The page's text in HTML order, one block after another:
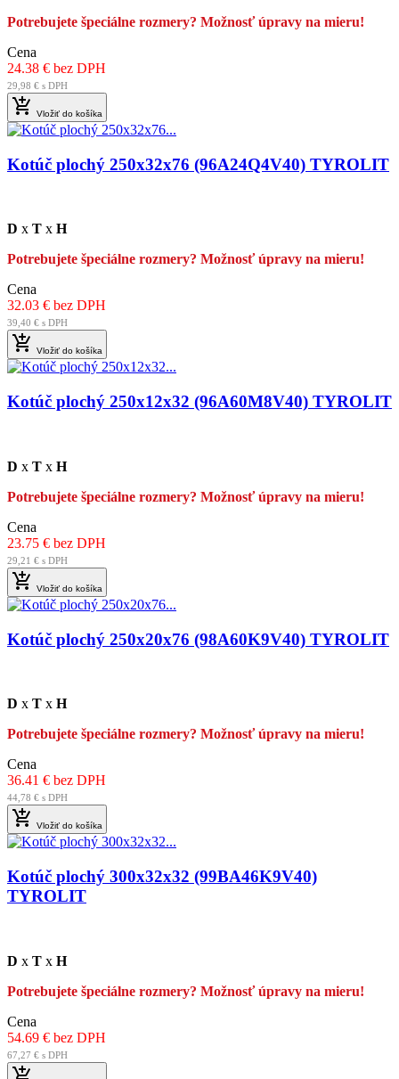
Potrebujete špeciálne rozmery? Možnosť úpravy na mieru!
Cena
24.38 € bez DPH
29,98 € s DPH
 Vložiť do košíka
Kotúč plochý 250x32x76 (96A24Q4V40) TYROLIT
D x T x H
Potrebujete špeciálne rozmery? Možnosť úpravy na mieru!
Cena
32.03 € bez DPH
39,40 € s DPH
 Vložiť do košíka
Kotúč plochý 250x12x32 (96A60M8V40) TYROLIT
D x T x H
Potrebujete špeciálne rozmery? Možnosť úpravy na mieru!
Cena
23.75 € bez DPH
29,21 € s DPH
 Vložiť do košíka
Kotúč plochý 250x20x76 (98A60K9V40) TYROLIT
D x T x H
Potrebujete špeciálne rozmery? Možnosť úpravy na mieru!
Cena
36.41 € bez DPH
44,78 € s DPH
 Vložiť do košíka
Kotúč plochý 300x32x32 (99BA46K9V40)
TYROLIT
D x T x H
Potrebujete špeciálne rozmery? Možnosť úpravy na mieru!
Cena
54.69 € bez DPH
67,27 € s DPH